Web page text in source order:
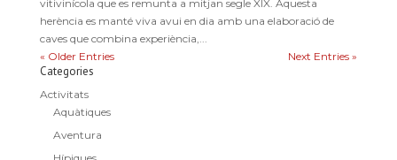
vitivinícola que es remunta a mitjan segle XIX. Aquesta
herència es manté viva avui en dia amb una elaboració de
caves que combina experiència,...
« Older Entries
Next Entries »
Categories
Activitats
Aquàtiques
Aventura